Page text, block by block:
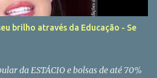
brilho através da Educação - Se
da ESTÁCIO e bolsas de até 70%